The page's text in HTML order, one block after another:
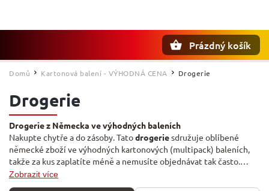
Prázdný košík
Domů / Kartonová balení - VÝHODNÁ CENA / Drogerie
Drogerie
Drogerie z Německa ve výhodných baleních
Nakupte chytře a do zásoby. Tatodrogeriesdružuje oblíbené
německé zboží ve výhodných kartonových (multipack) baleních,
takže za kus zaplatíte méně a nemusíte objednávat tak často.
Najdete tu prací gely, aviváže, vůně do prádla, prostředky do
myčky i WC bloky od značekLenor,Dalli,Dr. Beckmann,Nivea,
Zobrazit více